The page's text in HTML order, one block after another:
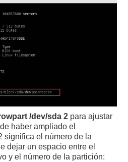
/dev/sda 2 para ajustar
haber ampliado el
significa el número de la
dejar un espacio entre el
y el número de la partición: